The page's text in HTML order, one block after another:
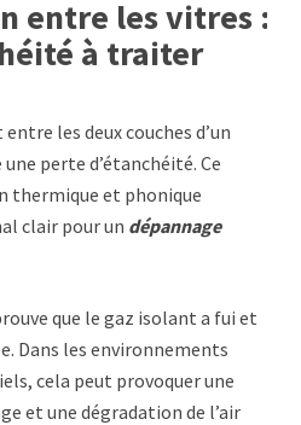
entre les vitres :
à traiter
les deux couches d’un
perte d’étanchéité. Ce
thermique et phonique
clair pour un dépannage
que le gaz isolant a fui et
Dans les environnements
cela peut provoquer une
et une dégradation de l’air